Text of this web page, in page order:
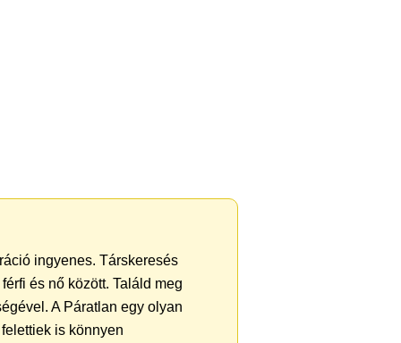
ingyenes. Társkeresés
és nő között. Találd meg
A Páratlan egy olyan
is könnyen